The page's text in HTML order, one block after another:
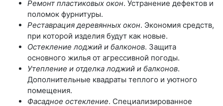
Ремонт пластиковых окон. Устранение дефектов и
поломок фурнитуры.
Реставрация деревянных окон. Экономия средств,
при которой изделия будут как новые.
Остекление лоджий и балконов. Защита
основного жилья от агрессивной погоды.
Утепление и отделка лоджий и балконов.
Дополнительные квадраты теплого и уютного
помещения.
Фасадное остекление. Специализированное